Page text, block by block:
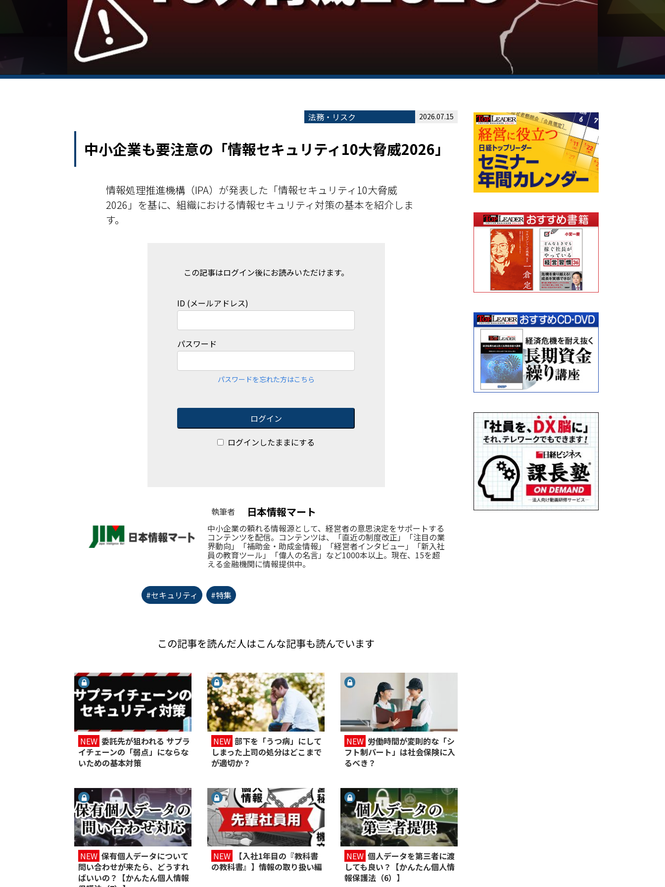
法務・リスク 2026.07.15
中小企業も要注意の「情報セキュリティ10大脅威2026」
情報処理推進機構（IPA）が発表した「情報セキュリティ10大脅威
2026」を基に、組織における情報セキュリティ対策の基本を紹介しま
す。
この記事はログイン後にお読みいただけます。
ID (メールアドレス)
パスワード
パスワードを忘れた方はこちら
ログイン
ログインしたままにする
執筆者 日本情報マート
中小企業の頼れる情報源として、経営者の意思決定をサポートする
コンテンツを配信。コンテンツは、「直近の制度改正」「注目の業
界動向」「補助金・助成金情報」「経営者インタビュー」「新入社
員の教育ツール」「偉人の名言」など1000本以上。現在、15を超
える金融機関に情報提供中。
#セキュリティ #特集
この記事を読んだ人はこんな記事も読んでいます
NEW 委託先が狙われる サプラ
イチェーンの「弱点」にならな
いための基本対策
NEW 部下を「うつ病」にして
しまった上司の処分はどこまで
が適切か？
NEW 労働時間が変則的な「シ
フト制パート」は社会保険に入
るべき？
NEW 保有個人データについて
問い合わせが来たら、どうすれ
ばいいの？【かんたん個人情報
NEW
【入社1年目の『教科書
の教科書』】情報の取り扱い編
NEW 個人データを第三者に渡
しても良い？【かんたん個人情
報保護法（6）】